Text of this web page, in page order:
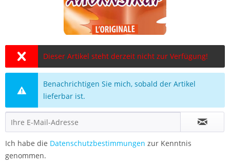
Dieser Artikel steht derzeit nicht zur Verfügung!
Benachrichtigen Sie mich, sobald der Artikel
lieferbar ist.
Ich habe die Datenschutzbestimmungen zur Kenntnis
genommen.